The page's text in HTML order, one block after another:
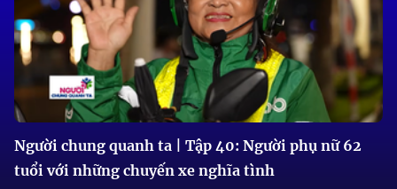
Người chung quanh ta | Tập 40: Người phụ nữ 62
tuổi với những chuyến xe nghĩa tình